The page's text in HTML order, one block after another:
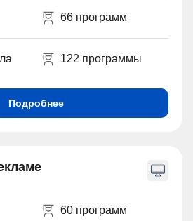
66 программ
122 программы
Подробнее
60 программ